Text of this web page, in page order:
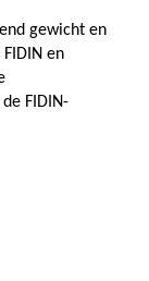
gewicht en
en
FIDIN-